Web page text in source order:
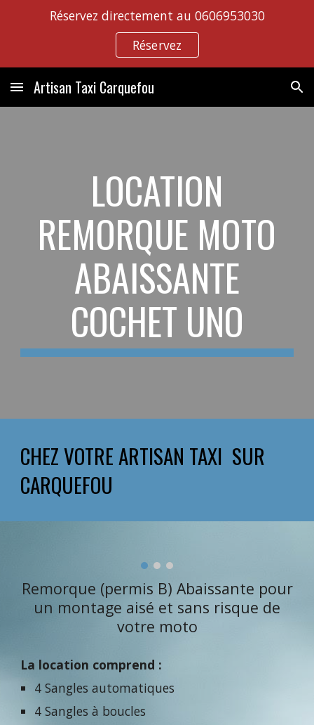
Réservez directement au 0606953030
Réservez
Artisan Taxi Carquefou
LOCATION
REMORQUE MOTO
ABAISSANTE
COCHET UNO
CHEZ VOTREARTISAN TAXI SUR
CARQUEFOU
Remorque (permis B) Abaissante pour
un montage aisé et sans risque de
votre moto
La location comprend :
4 Sangles automatiques
4 Sangles à boucles